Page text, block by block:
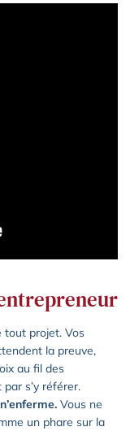
tout projet. Vos
la preuve,
au fil des
s’y référer.
Vous ne
un phare sur la